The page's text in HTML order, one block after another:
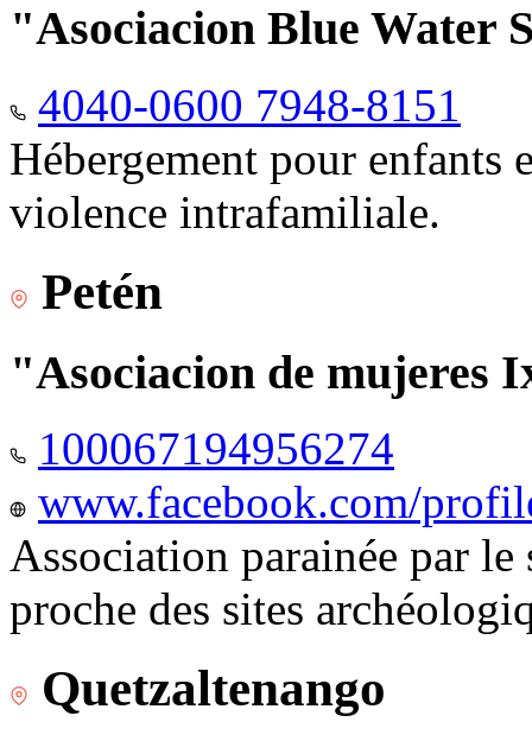
"Asociacion Blue Water
4040-0600 7948-8151
Hébergement pour enfants
violence intrafamiliale.
Petén
"Asociacion de mujeres
100067194956274
www.facebook.com/
Association parainée par
proche des sites
Quetzaltenango